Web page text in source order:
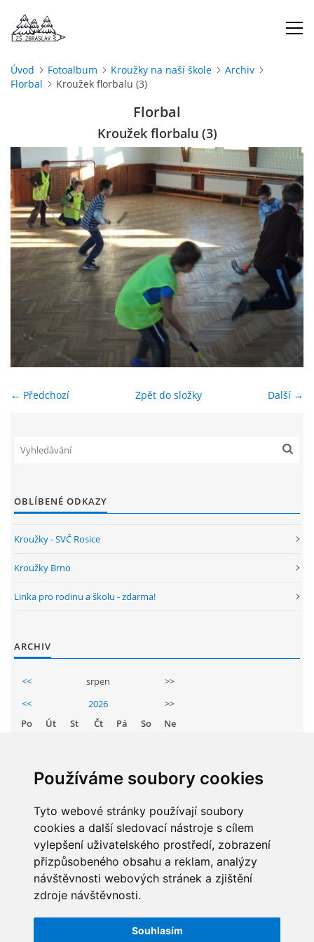
Používáme soubory cookies
Tyto webové stránky používají soubory
cookies a další sledovací nástroje s cílem
vylepšení uživatelského prostředí, zobrazení
přizpůsobeného obsahu a reklam, analýzy
návštěvnosti webových stránek a zjištění
zdroje návštěvnosti.
Souhlasím
ÚVOD
ŠKOLNÍ ROK
DOKUMENTY
ŠKOLSKÁ RADA
PROJEKTY
ENVIRONMENTÁLNÍ VÝCHOVA
ARCHIV
NAŠE ÚSPĚCHY
GDPR
PŘEDŠKOLÁCI
JAK MOTIVOVAT DÍTĚ KE ČTENÍ
REZERVAČNÍ SYSTÉM SPORTOVNÍ HALY
ŠKOLNÍ PORADENSKÉ PRACOVIŠTĚ
NEPOTŘEBNÝ MAJETEK
NAUČNÁ STEZKA ZBRASLAV
Úvod Fotoalbum Kroužky na naší škole
Archiv
Florbal
Kroužek florbalu (3)
Florbal
Kroužek florbalu (3)
← Předchozí Další →
Zpět do složky
OBLÍBENÉ ODKAZY
Kroužky - SVČ Rosice
Kroužky Brno
Linka pro rodinu a školu - zdarma!
ARCHIV
<< srpen
>>
<<
2026
>>
Po
Út St Čt Pá So
Ne
11 12 13 14 15
16
18 19 20 21 22
23
25 26 27 28 29
30
STATISTIKY